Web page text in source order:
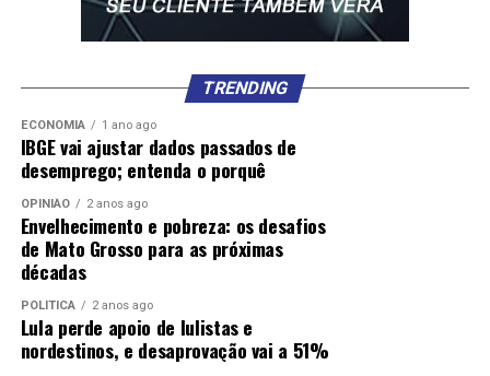
TRENDING
ECONOMIA 1 ano ago
IBGE vai ajustar dados passados de
desemprego; entenda o porquê
OPINIÃO 2 anos ago
Envelhecimento e pobreza: os desafios
de Mato Grosso para as próximas
décadas
POLÍTICA 2 anos ago
Lula perde apoio de lulistas e
nordestinos, e desaprovação vai a 51%